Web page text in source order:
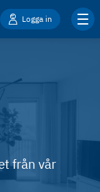
Logga in
från vår